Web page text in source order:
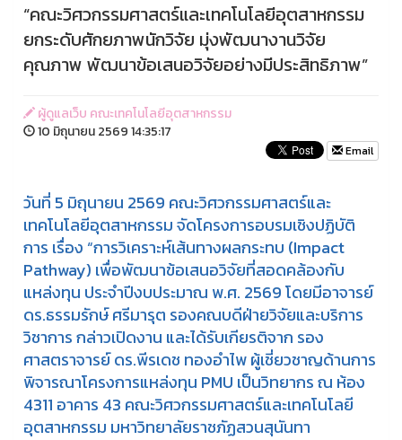
“คณะวิศวกรรมศาสตร์และเทคโนโลยีอุตสาหกรรม
ยกระดับศักยภาพนักวิจัย มุ่งพัฒนางานวิจัย
คุณภาพ พัฒนาข้อเสนอวิจัยอย่างมีประสิทธิภาพ”
ผู้ดูแลเว็บ คณะเทคโนโลยีอุตสาหกรรม
10 มิถุนายน 2569 14:35:17
Email
วันที่ 5 มิถุนายน 2569 คณะวิศวกรรมศาสตร์และ
เทคโนโลยีอุตสาหกรรม จัดโครงการอบรมเชิงปฏิบัติ
การ เรื่อง “การวิเคราะห์เส้นทางผลกระทบ (Impact
Pathway) เพื่อพัฒนาข้อเสนอวิจัยที่สอดคล้องกับ
แหล่งทุน ประจำปีงบประมาณ พ.ศ. 2569 โดยมีอาจารย์
ดร.ธรรมรักษ์ ศรีมารุต รองคณบดีฝ่ายวิจัยและบริการ
วิชาการ กล่าวเปิดงาน และได้รับเกียรติจาก รอง
ศาสตราจารย์ ดร.พีรเดช ทองอำไพ ผู้เชี่ยวชาญด้านการ
พิจารณาโครงการแหล่งทุน PMU เป็นวิทยากร ณ ห้อง
4311 อาคาร 43 คณะวิศวกรรมศาสตร์และเทคโนโลยี
อุตสาหกรรม มหาวิทยาลัยราชภัฏสวนสุนันทา